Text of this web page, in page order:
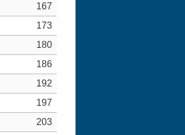
167
173
180
186
192
197
203